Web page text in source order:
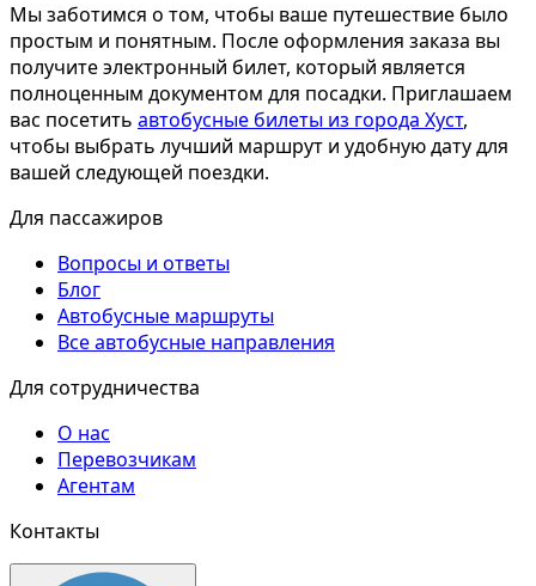
Мы заботимся о том, чтобы ваше путешествие было
простым и понятным. После оформления заказа вы
получите электронный билет, который является
полноценным документом для посадки. Приглашаем
вас посетить автобусные билеты из города Хуст,
чтобы выбрать лучший маршрут и удобную дату для
вашей следующей поездки.
Для пассажиров
Вопросы и ответы
Блог
Автобусные маршруты
Все автобусные направления
Для сотрудничества
О нас
Перевозчикам
Агентам
Контакты